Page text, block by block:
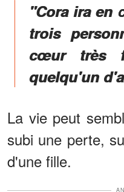
"Cora ira en
trois
cœur très
quelqu'un
La vie peut
subi une perte,
d'une fille.